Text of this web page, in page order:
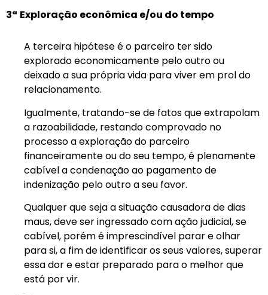
3ª Exploração econômica e/ou do tempo
A terceira hipótese é o parceiro ter sido
explorado economicamente pelo outro ou
deixado a sua própria vida para viver em prol do
relacionamento.
Igualmente, tratando-se de fatos que extrapolam
a razoabilidade, restando comprovado no
processo a exploração do parceiro
financeiramente ou do seu tempo, é plenamente
cabível a condenação ao pagamento de
indenização pelo outro a seu favor.
Qualquer que seja a situação causadora de dias
maus, deve ser ingressado com ação judicial, se
cabível, porém é imprescindível parar e olhar
para si, a fim de identificar os seus valores, superar
essa dor e estar preparado para o melhor que
está por vir.